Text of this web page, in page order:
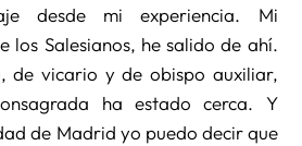
desde mi experiencia. Mi
los Salesianos, he salido de ahí.
de vicario y de obispo auxiliar,
ha estado cerca. Y
de Madrid yo puedo decir que